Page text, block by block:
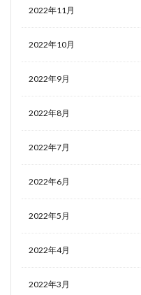
2022年11月
2022年10月
2022年9月
2022年8月
2022年7月
2022年6月
2022年5月
2022年4月
2022年3月